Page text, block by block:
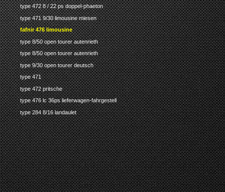
type 472 8 / 22 ps doppel-phaeton
type 471 9/30 limousine miesen
fafnir 476 limousine
type 8/50 open tourer autenrieth
type 8/50 open tourer autenrieth
type 9/30 open tourer deutsch
type 471
type 472 pritsche
type 476 lc 36ps lieferwagen-fahrgestell
type 284 8/16 landaulet